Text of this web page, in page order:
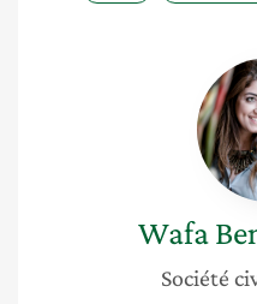
Wafa
Société